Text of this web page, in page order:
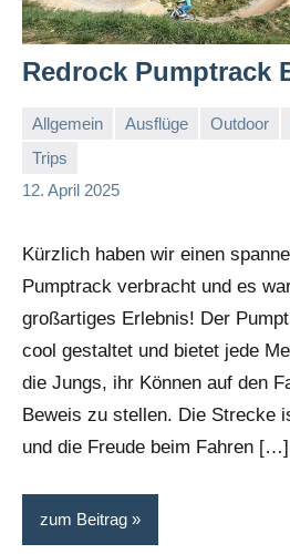
Redrock Pumptrack
Allgemein Ausflüge Outdoor
Trips
12. April 2025
Sandra
und
Keine
Kommentare
Kürzlich haben wir einen
Pumptrack verbracht und es
großartiges Erlebnis! Der
cool gestaltet und bietet jede
die Jungs, ihr Können auf den
Beweis zu stellen. Die Strecke
und die Freude beim Fahren […]
zum Beitrag